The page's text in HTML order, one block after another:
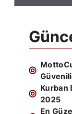
Kurban
2025
En